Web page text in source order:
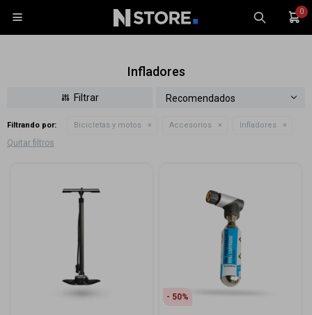
0

Infladores
Recomendados
Filtrando por: Bicicletas y motos Accesorios Infladores
Quitar filtros
50